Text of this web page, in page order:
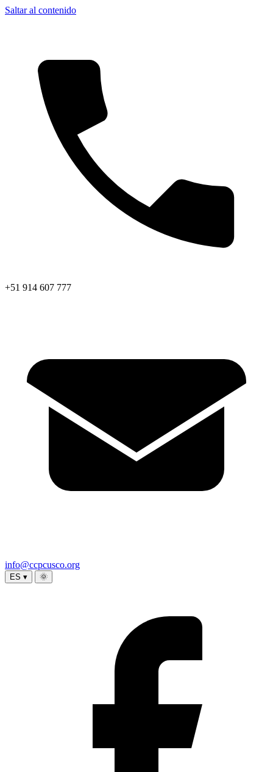
Saltar al contenido
+51 914 607 777
info@ccpcusco.org
ES ▾ 🌞